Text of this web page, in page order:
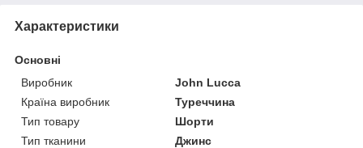
Характеристики
Основні
Виробник
John Lucca
Країна виробник
Туреччина
Тип товару
Шорти
Тип тканини
Джинс